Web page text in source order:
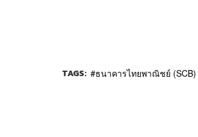
TAGS: ธนาคารไทยพาณิชย์ (SCB)